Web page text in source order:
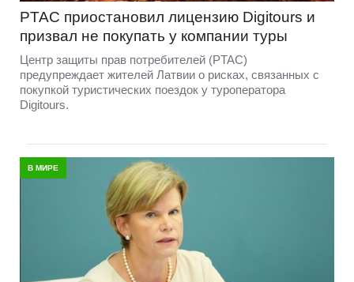
PTAC приостановил лицензию Digitours и
призвал не покупать у компании туры
Центр защиты прав потребителей (PTAC)
предупреждает жителей Латвии о рисках, связанных с
покупкой туристических поездок у туроператора
Digitours.
В МИРЕ